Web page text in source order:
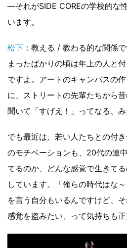
―それがSIDE COREの学校的な
います。
松下 ：教える / 教わる的な関係
まったばかりの頃は年上の人と
ですよ。アートのキャンバスの
に、ストリートの先輩たちから
聞いて「すげえ！」ってなる、み
でも最近は、若い人たちとの付
のモチベーションも、20代の連
てるのか、どんな感覚で生きて
しています。「俺らの時代はな
を言う自分もいるんですけど、
感覚を盗みたい、って気持ちも正